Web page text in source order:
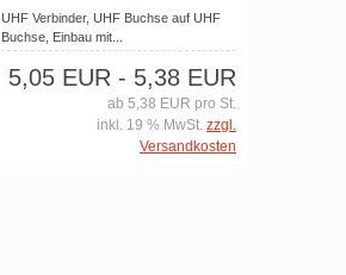
UHF Verbinder, UHF Buchse auf UHF
Buchse, Einbau mit...
5,05 EUR - 5,38 EUR
ab 5,38 EUR pro St.
inkl. 19 % MwSt. zzgl.
Versandkosten